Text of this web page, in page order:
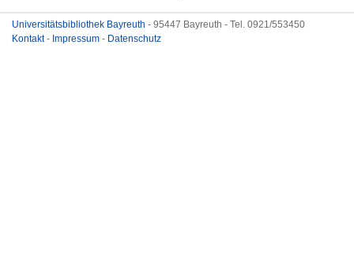
Universitätsbibliothek Bayreuth - 95447 Bayreuth - Tel. 0921/553450
Kontakt- Impressum - Datenschutz